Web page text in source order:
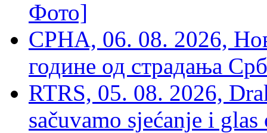
Фото]
СРНА, 06. 08. 2026,
године од страдања
RTRS, 05. 08. 2026,
sačuvamo sjećanje i